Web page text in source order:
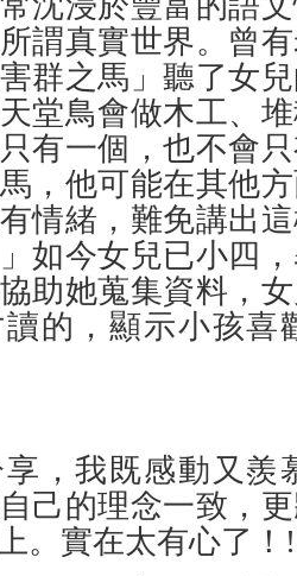
謂真實世界。曾
群之馬」聽了女
天堂鳥會做木工、
有一個，也不會
，他可能在其他
情緒，難免講出
如今女兒已小四
助她蒐集資料，
的，顯示小孩喜
，我既感動又羨
己的理念一致，
。實在太有心了